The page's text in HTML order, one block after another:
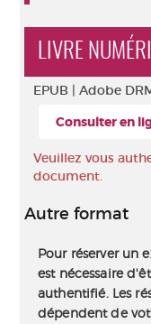
LIVRE
EPUB | Adobe
Consulter en
Veuillez vous
document.
Autre format
Pour réserver un
est nécessaire
authentifié. Les
dépendent de